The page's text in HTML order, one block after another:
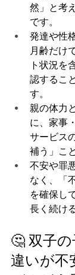
然」と考
です。
発達や性
月齢だけ
ト状況を
認するこ
す。
親の体力
に、家事
サービス
補う」こ
不安や罪
なく、「
を確保し
長く続け
🤔 双子
違いが不